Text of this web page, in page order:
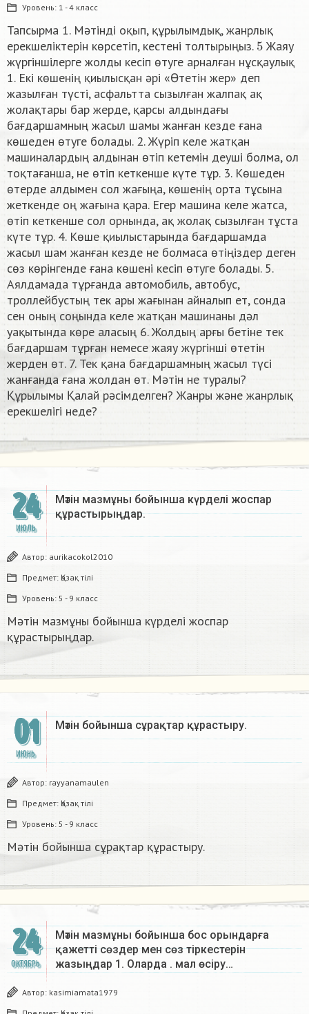
Уровень: 1 - 4 класс
Тапсырма 1. Мәтінді оқып, құрылымдық, жанрлық
ерекшеліктерін көрсетіп, кестені толтырыңыз. 5Жаяу
жүргіншілерге жолды кесіп өтуге арналған нұсқаулық
1. Екі көшенің қиылысқан әрі «Өтетін жер» деп
жазылған түсті, асфальтта сызылған жалпақ ақ
жолақтары бар жерде, қарсы алдындағы
бағдаршамның жасыл шамы жанған кезде ғана
көшеден өтуге болады. 2. Жүріп келе жатқан
машиналардың алдынан өтіп кетемін деуші болма, ол
тоқтағанша, не өтіп кеткенше күте тұр. 3. Көшеден
өтерде алдымен сол жағыңа, көшенің орта тұсына
жеткенде оң жағына қара. Егер машина келе жатса,
өтіп кеткенше сол орнында, ақ жолақ сызылған тұста
күте тұр. 4. Көше қиылыстарында бағдаршамда
жасыл шам жанған кезде не болмаса өтіңіздер деген
сөз көрінгенде ғана көшені кесіп өтуге болады. 5.
Аялдамада тұрғанда автомобиль, автобус,
троллейбустың тек ары жағынан айналып ет, сонда
сен оның соңында келе жатқан машинаны дәл
уақытында көре аласың 6. Жолдың арғы бетіне тек
бағдаршам тұрған немесе жаяу жүргінші өтетін
жерден өт. 7. Тек қана бағдаршамның жасыл түсі
жанғанда ғана жолдан өт. Мәтін не туралы?
Құрылымы Қалай рәсімделген? Жанры және жанрлық
ерекшелігі неде?​
24
ИЮЛЬ
Мәтін мазмұны бойынша күрделі жоспар
құрастырыңдар.
Автор: aurikacokol2010
Предмет: Қазақ тiлi
Уровень: 5 - 9 класс
Мәтін мазмұны бойынша күрделі жоспар
құрастырыңдар.
01
ИЮНЬ
Мәтін бойынша сұрақтар құрастыру.
Автор: rayyanamaulen
Предмет: Қазақ тiлi
Уровень: 5 - 9 класс
Мәтін бойынша сұрақтар құрастыру.
24
ОКТЯБРЬ
Мәтін мазмұны бойынша бос орындарға
қажетті сөздер мен сөз тіркестерін
жазыңдар 1. Оларда . мал өсіру…
Автор: kasimiamata1979